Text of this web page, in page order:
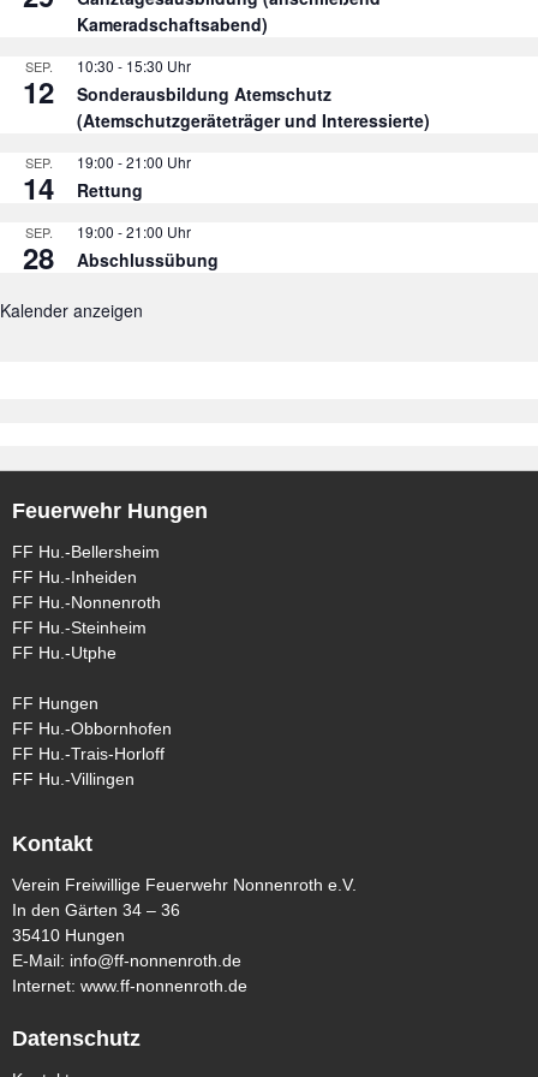
Kameradschaftsabend)
SEP.
12
10:30 - 15:30
Sonderausbildung Atemschutz
(Atemschutzgeräteträger und Interessierte)
SEP.
14
19:00 -21:00
Rettung
SEP.
28
19:00 -21:00
Abschlussübung
Kalender anzeigen
Feuerwehr Hungen
FF Hu.-Bellersheim
FF Hu.-Inheiden
FF Hu.-Nonnenroth
FF Hu.-Steinheim
FF Hu.-Utphe
FF Hungen
FF Hu.-Obbornhofen
FF Hu.-Trais-Horloff
FF Hu.-Villingen
Kontakt
Verein Freiwillige Feuerwehr Nonnenroth e.V.
In den Gärten 34 – 36
35410 Hungen
E-Mail: info@ff-nonnenroth.de
Internet: www.ff-nonnenroth.de
Datenschutz